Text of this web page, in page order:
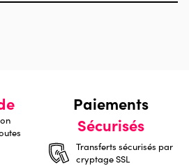
Paiements
Sécurisés
Transferts sécurisés par
cryptage SSL